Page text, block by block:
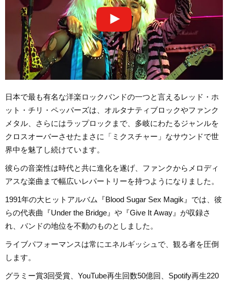
日本で最も有名な洋楽ロックバンドの一つと言えるレッド・ホ
ット・チリ・ペッパーズは、オルタナティブロックやファンク
メタル、さらにはラップロックまで、多岐にわたるジャンルを
クロスオーバーさせたまさに「ミクスチャー」なサウンドで世
界中を魅了し続けています。
彼らの音楽性は時代と共に進化を遂げ、ファンクからメロディ
アスな楽曲まで幅広いレパートリーを持つようになりました。
1991年の大ヒットアルバム『Blood Sugar Sex Magik』では、彼
らの代表曲『Under the Bridge』や『Give It Away』が収録さ
れ、バンドの地位を不動のものとしました。
ライブパフォーマンスは常にエネルギッシュで、観る者を圧倒
します。
グラミー賞3回受賞、YouTube再生回数50億回、Spotify再生220